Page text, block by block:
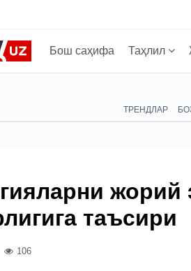
Бош саҳифа Таҳлил
ТРЕНДЛАР
жорий
таъсири
106